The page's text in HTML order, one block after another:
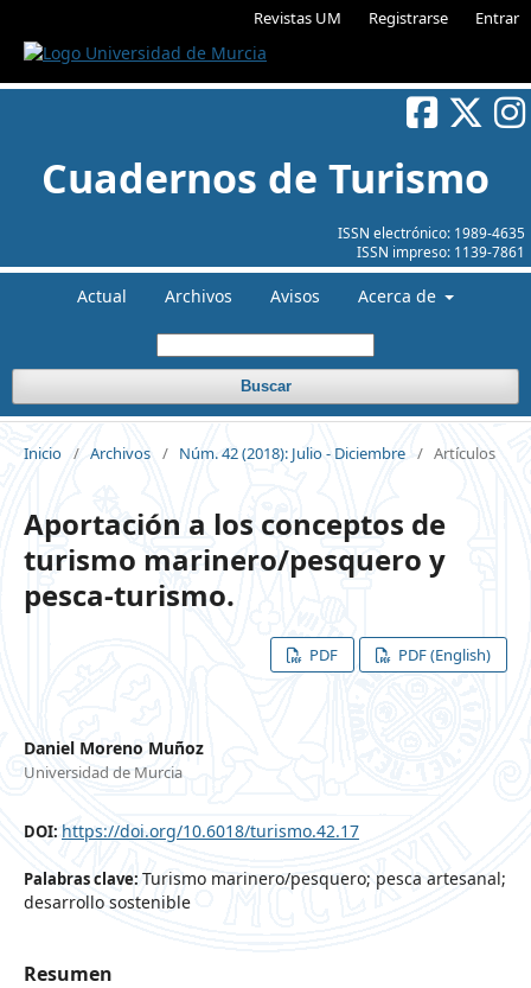
Revistas UM Registrarse Entrar
ISSN electrónico: 1989-4635
ISSN impreso: 1139-7861
Cuadernos de Turismo
Actual Archivos Avisos Acerca de
Buscar
Inicio / Archivos / Núm. 42 (2018): Julio - Diciembre / Artículos
Aportación a los conceptos de
turismo marinero/pesquero y
pesca-turismo.
PDF PDF (English)
Daniel Moreno Muñoz
Universidad de Murcia
DOI: https://doi.org/10.6018/turismo.42.17
Palabras clave: Turismo marinero/pesquero; pesca artesanal;
desarrollo sostenible
Resumen